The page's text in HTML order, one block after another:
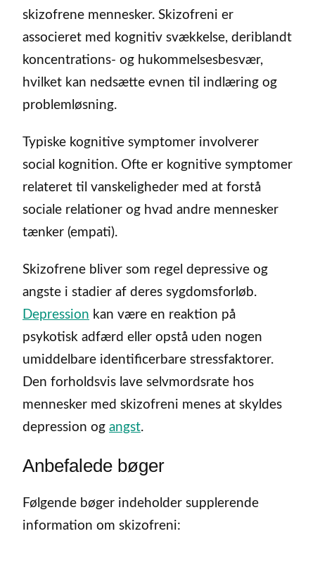
skizofrene mennesker. Skizofreni er
associeret med kognitiv svækkelse, deriblandt
koncentrations- og hukommelsesbesvær,
hvilket kan nedsætte evnen til indlæring og
problemløsning.
Typiske kognitive symptomer involverer
social kognition. Ofte er kognitive symptomer
relateret til vanskeligheder med at forstå
sociale relationer og hvad andre mennesker
tænker (empati).
Skizofrene bliver som regel depressive og
angste i stadier af deres sygdomsforløb.
Depression kan være en reaktion på
psykotisk adfærd eller opstå uden nogen
umiddelbare identificerbare stressfaktorer.
Den forholdsvis lave selvmordsrate hos
mennesker med skizofreni menes at skyldes
depression og angst.
Anbefalede bøger
Følgende bøger indeholder supplerende
information om skizofreni: